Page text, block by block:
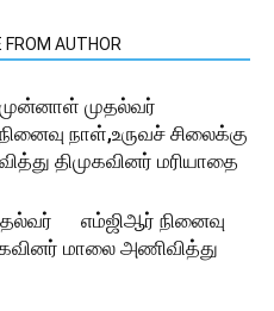
FROM AUTHOR
முன்னாள் முதல்வர்
நாள்,உருவச் சிலைக்கு
திமுகவினர் மரியாதை
எம்ஜிஆர் நினைவு
மாலை அணிவித்து